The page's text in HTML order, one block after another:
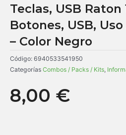
Teclas, USB Raton
Botones, USB,
– Color Negro
Código: 6940533541950
Categorías Combos / Packs / Kits,
8,00 €